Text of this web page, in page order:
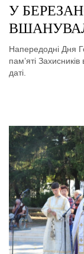
У
Напередодні Дня
пам’яті
даті.